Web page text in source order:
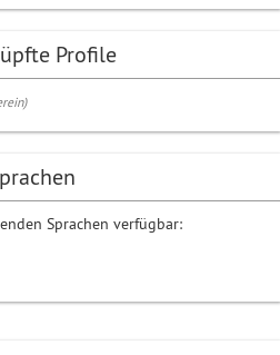
Profile
Sprachen verfügbar: